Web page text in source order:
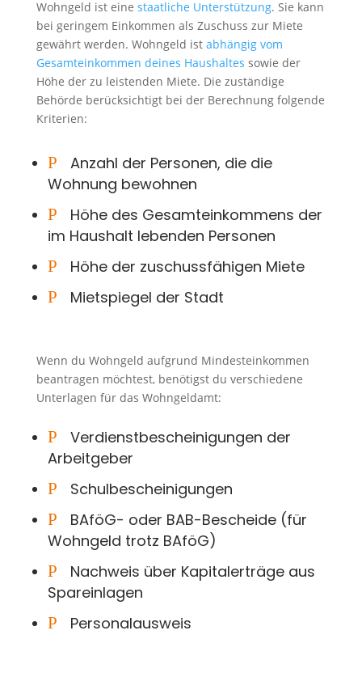
Wohngeld ist eine staatliche Unterstützung. Sie kann
bei geringem Einkommen als Zuschuss zur Miete
gewährt werden. Wohngeld ist abhängig vom
Gesamteinkommen deines Haushaltes sowie der
Höhe der zu leistenden Miete. Die zuständige
Behörde berücksichtigt bei der Berechnung folgende
Kriterien:
P
Anzahl der Personen, die die
Wohnung bewohnen
P
Höhe des Gesamteinkommens der
im Haushalt lebenden Personen
P Höhe der zuschussfähigen Miete
P Mietspiegel der Stadt
Wenn du Wohngeld aufgrund Mindesteinkommen
beantragen möchtest, benötigst du verschiedene
Unterlagen für das Wohngeldamt:
P
Verdienstbescheinigungen der
Arbeitgeber
P Schulbescheinigungen
P
BAföG- oder BAB-Bescheide (für
Wohngeld trotz BAföG)
P
Nachweis über Kapitalerträge aus
Spareinlagen
P Personalausweis